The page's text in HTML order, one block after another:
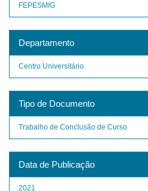
FEPESMIG
Departamento
Centro Universitário
Tipo de Documento
Trabalho de Conclusão de Curso
Data de Publicação
2021